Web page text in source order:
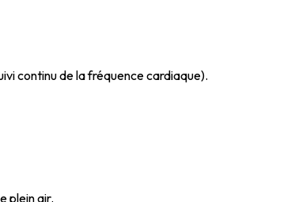
continu de la fréquence cardiaque).
plein air.